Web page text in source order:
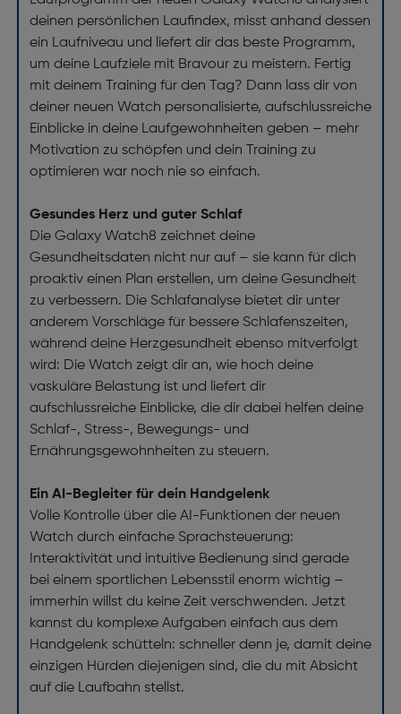
deinen persönlichen Laufindex, misst anhand dessen
ein Laufniveau und liefert dir das beste Programm,
um deine Laufziele mit Bravour zu meistern. Fertig
mit deinem Training für den Tag? Dann lass dir von
deiner neuen Watch personalisierte, aufschlussreiche
Einblicke in deine Laufgewohnheiten geben – mehr
Motivation zu schöpfen und dein Training zu
optimieren war noch nie so einfach.
Gesundes Herz und guter Schlaf
Die Galaxy Watch8 zeichnet deine
Gesundheitsdaten nicht nur auf – sie kann für dich
proaktiv einen Plan erstellen, um deine Gesundheit
zu verbessern. Die Schlafanalyse bietet dir unter
anderem Vorschläge für bessere Schlafenszeiten,
während deine Herzgesundheit ebenso mitverfolgt
wird: Die Watch zeigt dir an, wie hoch deine
vaskuläre Belastung ist und liefert dir
aufschlussreiche Einblicke, die dir dabei helfen deine
Schlaf-, Stress-, Bewegungs- und
Ernährungsgewohnheiten zu steuern.
Ein AI-Begleiter für dein Handgelenk
Volle Kontrolle über die AI-Funktionen der neuen
Watch durch einfache Sprachsteuerung:
Interaktivität und intuitive Bedienung sind gerade
bei einem sportlichen Lebensstil enorm wichtig –
immerhin willst du keine Zeit verschwenden. Jetzt
kannst du komplexe Aufgaben einfach aus dem
Handgelenk schütteln: schneller denn je, damit deine
einzigen Hürden diejenigen sind, die du mit Absicht
auf die Laufbahn stellst.